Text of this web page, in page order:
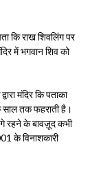
कि राख शिवलिंग पर
में भगवान शिव को
मंदिर कि पताका
साल तक फहराती है।
रहने के बावज़ूद कभी
के विनाशकारी